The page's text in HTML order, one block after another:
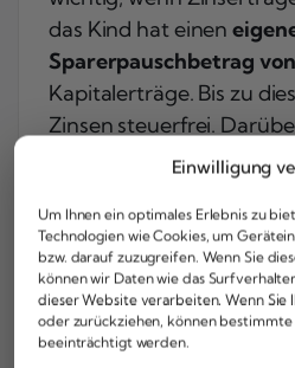
Einwilligung
Um Ihnen ein optimales Erlebnis zu
Technologien wie Cookies, um
bzw. darauf zuzugreifen. Wenn Sie
können wir Daten wie das
dieser Website verarbeiten. Wenn Sie
oder zurückziehen, können
beeinträchtigt werden.
das Kind hat einen
Sparerpauschbetrag
Kapitalerträge. Bis zu
Zinsen steuerfrei.
zuständigen Finanzamt
Bescheinigung)
dieser Bescheinigung
automatisch ohne
Kapitalertragsteuer
wenn der Freibetrag